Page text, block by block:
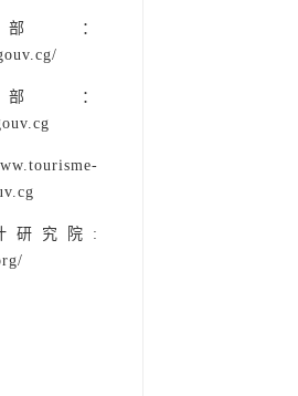
：
：
研究院: